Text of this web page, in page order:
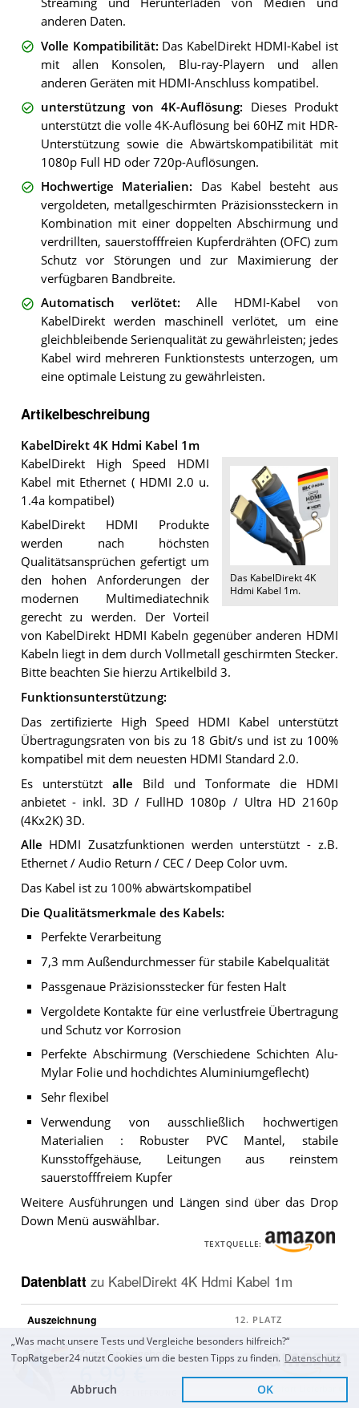
Zum Top Angebot
KOSTENLOSE LIEFERUNG Sofort Lieferbar
Streaming und Herunterladen von Medien und
anderen Daten.
Volle Kompatibilität: Das KabelDirekt HDMI-Kabel ist
mit allen Konsolen, Blu-ray-Playern und allen
anderen Geräten mit HDMI-Anschluss kompatibel.
unterstützung von 4K-Auflösung: Dieses Produkt
unterstützt die volle 4K-Auflösung bei 60HZ mit HDR-
Unterstützung sowie die Abwärtskompatibilität mit
1080p Full HD oder 720p-Auflösungen.
Hochwertige Materialien: Das Kabel besteht aus
vergoldeten, metallgeschirmten Präzisionssteckern in
Kombination mit einer doppelten Abschirmung und
verdrillten, sauerstofffreien Kupferdrähten (OFC) zum
Schutz vor Störungen und zur Maximierung der
verfügbaren Bandbreite.
Automatisch verlötet:Alle HDMI-Kabel von
KabelDirekt werden maschinell verlötet, um eine
gleichbleibende Serienqualität zu gewährleisten; jedes
Kabel wird mehreren Funktionstests unterzogen, um
eine optimale Leistung zu gewährleisten.
Artikelbeschreibung
KabelDirekt 4K Hdmi Kabel 1m
Das KabelDirekt 4K
Hdmi Kabel 1m.
KabelDirekt High Speed HDMI
Kabel mit Ethernet ( HDMI 2.0 u.
1.4a kompatibel)
KabelDirekt HDMI Produkte
werden nach höchsten
Qualitätsansprüchen gefertigt um
den hohen Anforderungen der
modernen Multimediatechnik
gerecht zu werden. Der Vorteil
von KabelDirekt HDMI Kabeln gegenüber anderen HDMI
Kabeln liegt in dem durch Vollmetall geschirmten Stecker.
Bitte beachten Sie hierzu Artikelbild 3.
Funktionsunterstützung:
Das zertifizierte High Speed HDMI Kabel unterstützt
Übertragungsraten von bis zu 18 Gbit/s und ist zu 100%
kompatibel mit dem neuesten HDMI Standard 2.0.
Es unterstützt alle Bild und Tonformate die HDMI
anbietet - inkl. 3D / FullHD 1080p / Ultra HD 2160p
(4Kx2K) 3D.
Alle HDMI Zusatzfunktionen werden unterstützt - z.B.
Ethernet / Audio Return / CEC / Deep Color uvm.
Das Kabel ist zu 100% abwärtskompatibel
Die Qualitätsmerkmale des Kabels:
Perfekte Verarbeitung
7,3 mm Außendurchmesser für stabile Kabelqualität
Passgenaue Präzisionsstecker für festen Halt
Vergoldete Kontakte für eine verlustfreie Übertragung
und Schutz vor Korrosion
Perfekte Abschirmung (Verschiedene Schichten Alu-
Mylar Folie und hochdichtes Aluminiumgeflecht)
Sehr flexibel
Verwendung von ausschließlich hochwertigen
Materialien : Robuster PVC Mantel, stabile
Kunsstoffgehäuse, Leitungen aus reinstem
sauerstofffreiem Kupfer
Weitere Ausführungen und Längen sind über das Drop
Down Menü auswählbar.
TEXTQUELLE:
Datenblatt zu KabelDirekt 4K Hdmi Kabel 1m
Auszeichnung
Kundenmeinung
bei Amazon
Bewertung
„Was macht unsere Tests und Vergleiche besonders hilfreich?“
TopRatgeber24 nutzt Cookies um die besten Tipps zu finden. Datenschutz
Abbruch OK